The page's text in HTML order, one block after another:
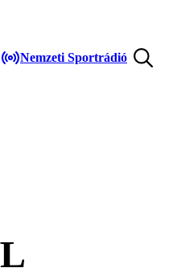
Nemzeti Sportrádió